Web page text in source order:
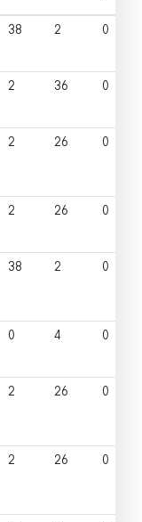
38 2 0
2 36 0
2 26 0
2 26 0
38 2 0
0 4 0
2 26 0
2 26 0